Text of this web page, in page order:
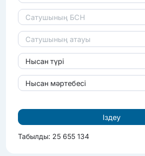
Нысан түрі
Нысан мәртебесі
Табылды: 25 655 134